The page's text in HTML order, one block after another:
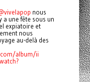
nous
a une fête sous un
expiatoire et
nous
au-delà des
album/ii